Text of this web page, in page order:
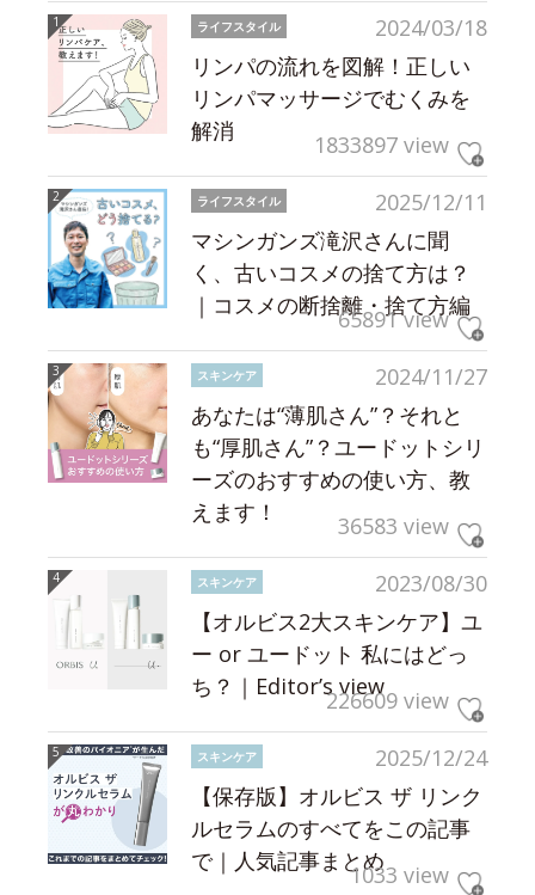
2024/03/18
ライフスタイル
リンパの流れを図解！正しい
リンパマッサージでむくみを
解消
1833897 view
2025/12/11
ライフスタイル
マシンガンズ滝沢さんに聞
く、古いコスメの捨て方は？
｜コスメの断捨離・捨て方編
65891 view
2024/11/27
スキンケア
あなたは“薄肌さん”？それと
も“厚肌さん”？ユードットシリ
ーズのおすすめの使い方、教
えます！
36583 view
2023/08/30
スキンケア
【オルビス2大スキンケア】ユ
ー or ユードット 私にはどっ
ち？｜Editor’s view226609 view
2025/12/24
スキンケア
【保存版】オルビス ザ リンク
ルセラムのすべてをこの記事
で｜人気記事まとめ1033 view